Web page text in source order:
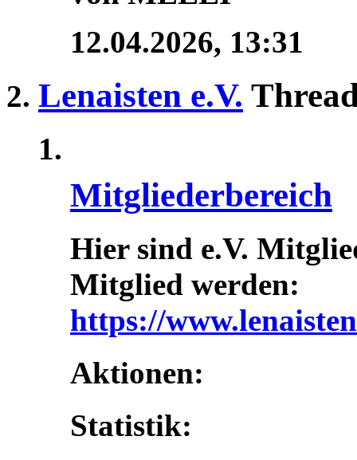
12.04.2026, 13:31
Lenaisten e.V.
Mitgliederbereich
Hier sind e.V.
Mitglied werden:
https://
Aktionen:
Statistik: